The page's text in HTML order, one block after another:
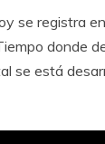
se registra
donde
se está